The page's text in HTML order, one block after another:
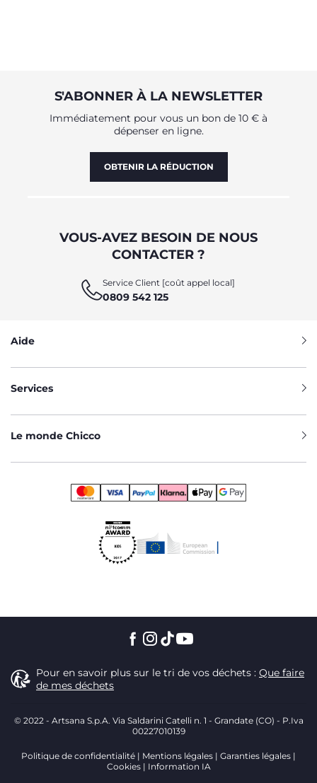
S'ABONNER À LA NEWSLETTER
Immédiatement pour vous un bon de 10 € à
dépenser en ligne.
OBTENIR LA RÉDUCTION
VOUS-AVEZ BESOIN DE NOUS
CONTACTER ?
Service Client [coût appel local]
0809 542 125
Aide
Services
Le monde Chicco
Pour en savoir plus sur le tri de vos déchets : Que faire
de mes déchets
© 2022 - Artsana S.p.A. Via Saldarini Catelli n. 1 - Grandate (CO) - P.Iva
00227010139
Politique de confidentialité Mentions légales
Garanties légales
Cookies
Information IA